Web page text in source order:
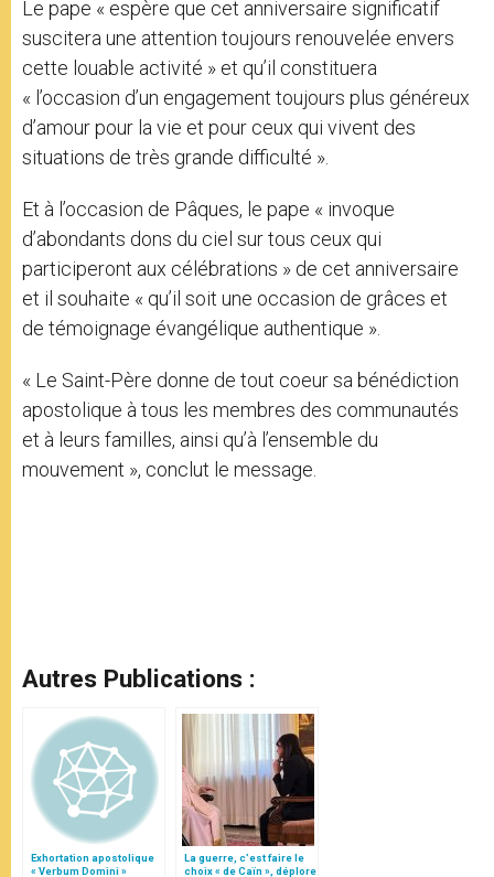
Le pape « espère que cet anniversaire significatif
suscitera une attention toujours renouvelée envers
cette louable activité » et qu’il constituera
« l’occasion d’un engagement toujours plus généreux
d’amour pour la vie et pour ceux qui vivent des
situations de très grande difficulté ».
Et à l’occasion de Pâques, le pape « invoque
d’abondants dons du ciel sur tous ceux qui
participeront aux célébrations » de cet anniversaire
et il souhaite « qu’il soit une occasion de grâces et
de témoignage évangélique authentique ».
« Le Saint-Père donne de tout coeur sa bénédiction
apostolique à tous les membres des communautés
et à leurs familles, ainsi qu’à l’ensemble du
mouvement », conclut le message.
Autres Publications :
Exhortation apostolique
« Verbum Domini »
La guerre, c’est faire le
choix « de Caïn », déplore